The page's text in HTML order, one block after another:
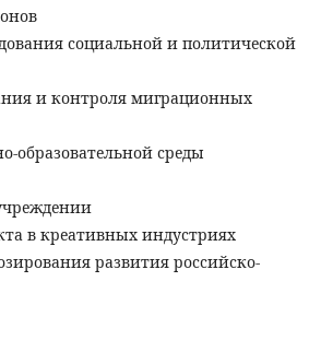
социальной и политической
и контроля миграционных
среды
в креативных индустриях
развития российско-